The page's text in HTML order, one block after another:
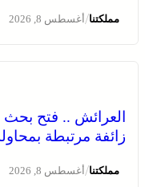
مملكتنا/أغسطس 8, 2026
العرائش .. فتح
زائفة مرتبطة
مملكتنا/أغسطس 8, 2026